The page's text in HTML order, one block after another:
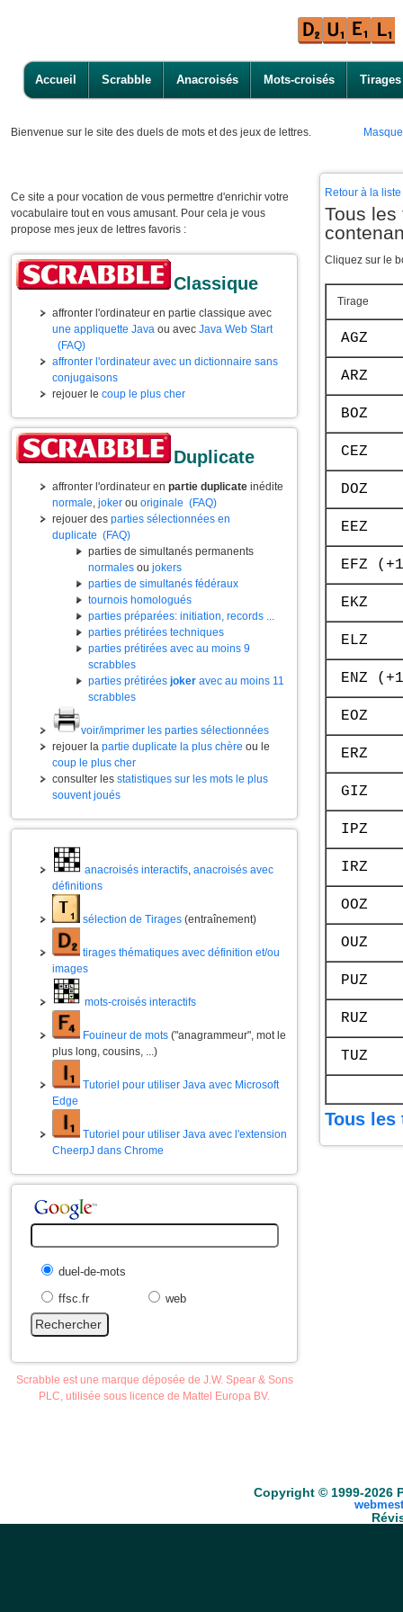
Accueil Scrabble Anacroisés Mots-croisés Tirages
Bienvenue sur le site des duels de mots et des jeux de lettres.
Ce site a pour vocation de vous permettre d'enrichir votre
vocabulaire tout en vous amusant. Pour cela je vous
propose mes jeux de lettres favoris :
Classique
affronter l'ordinateur en partie classique avec
une appliquette Java ou avec Java Web Start
(FAQ)
affronter l'ordinateur avec un dictionnaire sans
conjugaisons
rejouer le coup le plus cher
Duplicate
affronter l'ordinateur en partie duplicate inédite
normale, joker ou originale (FAQ)
rejouer des parties sélectionnées en
duplicate (FAQ)
parties de simultanés permanents
normales ou jokers
parties de simultanés fédéraux
tournois homologués
parties préparées: initiation, records ...
parties prétirées techniques
parties prétirées avec au moins 9
scrabbles
parties prétirées joker avec au moins 11
scrabbles
voir/imprimer les parties sélectionnées
rejouer la partie duplicate la plus chère ou le
coup le plus cher
consulter les statistiques sur les mots le plus
souvent joués
anacroisés interactifs, anacroisés avec
définitions
sélection de Tirages (entraînement)
tirages thématiques avec définition et/ou
images
mots-croisés interactifs
Fouineur de mots ("anagrammeur", mot le
plus long, cousins, ...)
Tutoriel pour utiliser Java avec Microsoft
Edge
Tutoriel pour utiliser Java avec l'extension
CheerpJ dans Chrome
duel-de-mots
ffsc.fr
web
Scrabble est une marque déposée de J.W. Spear & Sons
PLC, utilisée sous licence de Mattel Europa BV.
Retour à la
Tous
Cliquez sur le
Tirage
AGZ
ARZ
BOZ
CEZ
DOZ
EEZ
EFZ
EKZ
ELZ
ENZ
EOZ
ERZ
GIZ
IPZ
IRZ
OOZ
OUZ
PUZ
RUZ
TUZ
Tous les
Copyright © 1999-2026